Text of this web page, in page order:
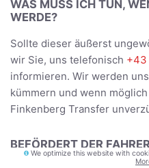
WAS MUSS ICH TUN,
WERDE?
Sollte dieser äußerst
wir Sie, uns telefonisch +43
informieren. Wir werden
kümmern und wenn
Finkenberg Transfer
BEFÖRDERT DER
UNTERKUNFT?
We optimize this website with